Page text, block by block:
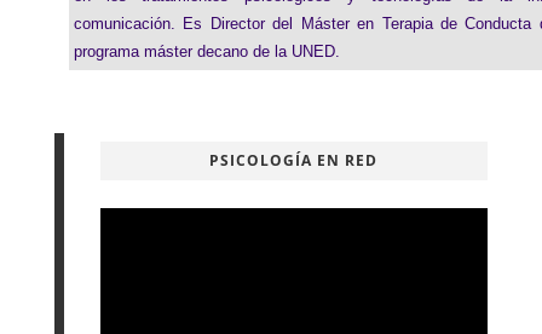
comunicación. Es Director del Máster en Terapia de Conducta
programa máster decano de la UNED.
PSICOLOGÍA EN RED